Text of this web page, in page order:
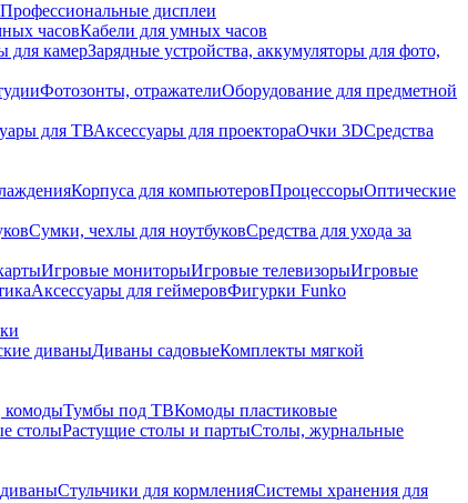
Профессиональные дисплеи
часовКабели для умных часов
для камерЗарядные устройства, аккумуляторы для фото,
Фотозонты, отражателиОборудование для предметной
для ТВАксессуары для проектораОчки 3DСредства
Корпуса для компьютеровПроцессорыОптические
Сумки, чехлы для ноутбуковСредства для ухода за
Игровые мониторыИгровые телевизорыИгровые
Аксессуары для геймеровФигурки Funko
диваныДиваны садовыеКомплекты мягкой
комодыТумбы под ТВКомоды пластиковые
столыРастущие столы и партыСтолы, журнальные
Стульчики для кормленияСистемы хранения для